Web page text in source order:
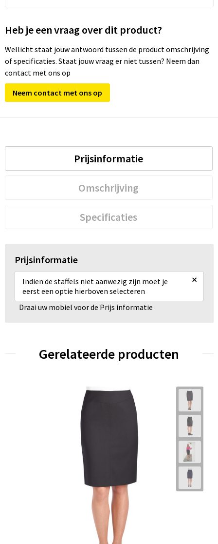
Heb je een vraag over dit product?
Wellicht staat jouw antwoord tussen de product omschrijving
of specificaties. Staat jouw vraag er niet tussen? Neem dan
contact met ons op
Neem contact met ons op
Prijsinformatie
Omschrijving
Specificaties
Prijsinformatie
Indien de staffels niet aanwezig zijn moet je
eerst een optie hierboven selecteren
×
Draai uw mobiel voor de Prijs informatie
Gerelateerde producten